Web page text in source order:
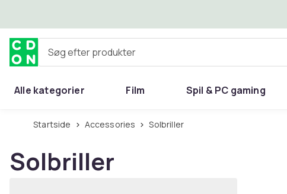
Søg efter produkter
Alle kategorier Film Spil & PC gaming
Hjem & have
Startside Accessories Solbriller
Solbriller